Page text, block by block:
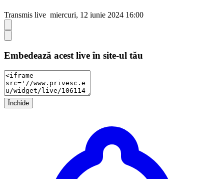
Transmis live miercuri, 12 iunie 2024 16:00
Embedează acest live în site-ul tău
Închide